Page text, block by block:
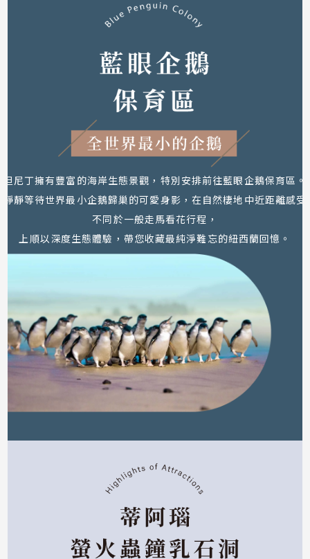
但尼丁擁有豐富的海岸生態景觀，特別安排前往藍眼企鵝保育區。
靜等待世界最小企鵝歸巢的可愛身影，在自然棲地中近距離感
不同於一般走馬看花行程，
上順以深度生態體驗，帶您收藏最純淨難忘的紐西蘭回憶。